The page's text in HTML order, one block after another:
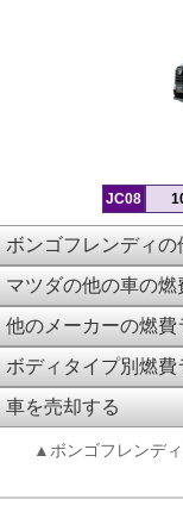
JC08
ボンゴフレンディ
マツダの他の車の燃
他のメーカーの燃費
ボディタイプ別燃費
車を売却する
▲ボンゴフレンデ